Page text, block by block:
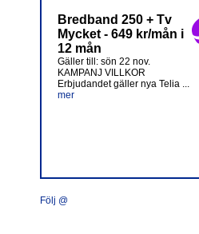
Bredband 250 + Tv
Mycket - 649 kr/mån i
12 mån
Gäller till: sön 22 nov.
KAMPANJ VILLKOR
Erbjudandet gäller nya Telia ...
mer
Följ @